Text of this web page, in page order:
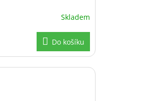
Skladem
Do košíku